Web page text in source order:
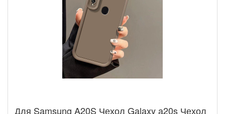
Для Samsung A20S Чехол Galaxy a20s Чехол